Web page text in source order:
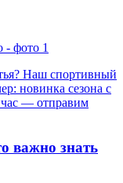
Наш спортивный
новинка сезона с
— отправим
важно знать